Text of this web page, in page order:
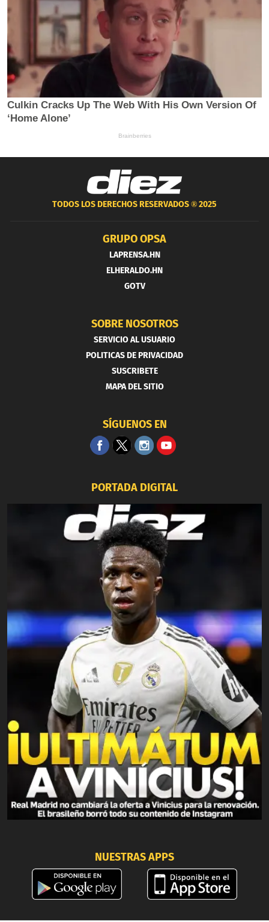
TODOS LOS DERECHOS RESERVADOS ®2025
GRUPO OPSA
LAPRENSA.HN
ELHERALDO.HN
GOTV
SOBRE NOSOTROS
SERVICIO AL USUARIO
POLITICAS DE PRIVACIDAD
SUSCRIBETE
MAPA DEL SITIO
SÍGUENOS EN
PORTADA DIGITAL
NUESTRAS APPS